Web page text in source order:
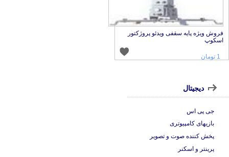
فروش ویژه پایه سقفی ویدئو پروژکتور
اسکوپ
1 تومان
دیجیتال
جی پی اس
بازیهای کامپیوتری
پخش کننده صوت و تصویر
پرینتر و اسکنر